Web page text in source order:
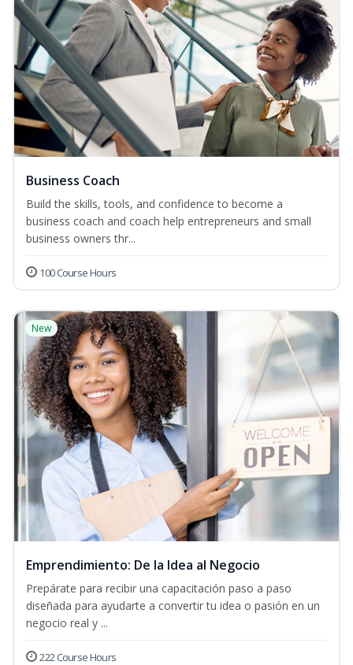
Business Coach
Build the skills, tools, and confidence to become a
business coach and coach help entrepreneurs and small
business owners thr...
100 Course Hours
New
Emprendimiento: De la Idea al Negocio
Prepárate para recibir una capacitación paso a paso
diseñada para ayudarte a convertir tu idea o pasión en un
negocio real y ...
222 Course Hours